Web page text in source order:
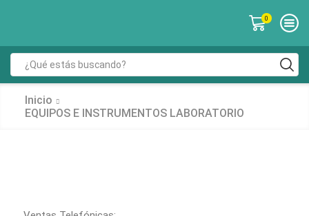
0
Inicio
EQUIPOS E INSTRUMENTOS LABORATORIO